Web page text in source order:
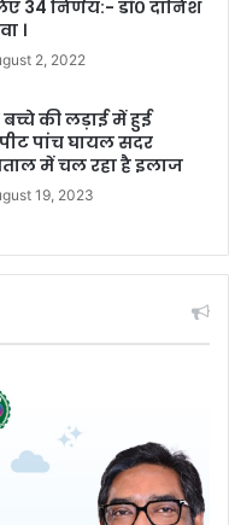
34 निर्णय:- डॉ० दानिश
।
2, 2022
बच्चे की लड़ाई में हुई
पांच घायल सदर
में चल रहा है इलाज
19, 2023